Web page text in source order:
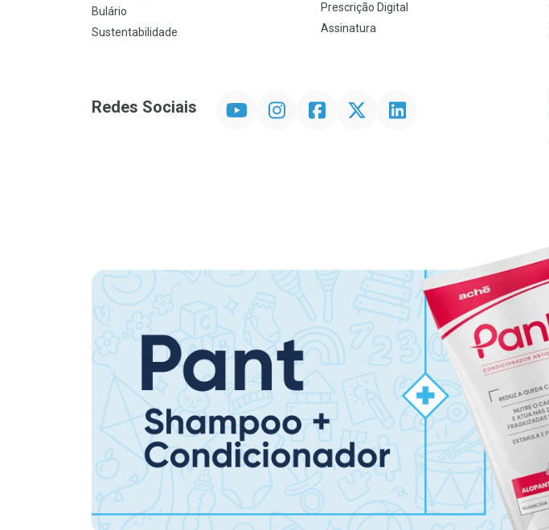
Bulário
Sustentabilidade
Prescrição Digital
Assinatura
Redes Sociais InstagramFacebookTwitter Linkedin